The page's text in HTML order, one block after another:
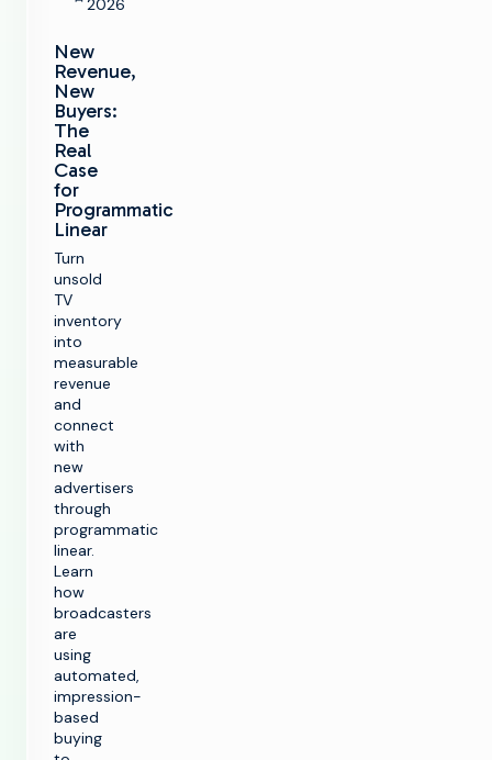
2026
New
Revenue,
New
Buyers:
The
Real
Case
for
Programmatic
Linear
Turn
unsold
TV
inventory
into
measurable
revenue
and
connect
with
new
advertisers
through
programmatic
linear.
Learn
how
broadcasters
are
using
automated,
impression-
based
buying